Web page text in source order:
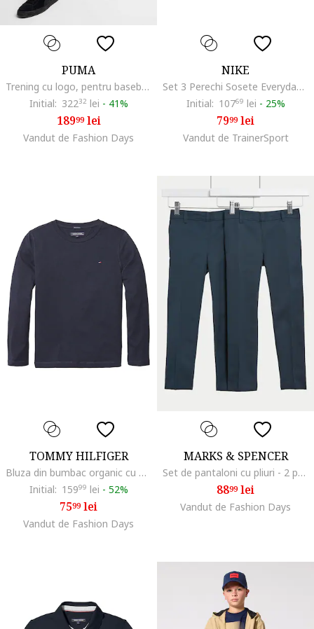
PUMA
Trening cu logo, pentru baseball, Alb murdar/Bleumarin
Initial: 32232 lei - 41%
18999lei
Vandut de Fashion Days
NIKE
Set 3 Perechi Sosete Everyday Cushioned JR SX6842-100, Baieti, Alb
Initial: 10769 lei - 25%
7999lei
Vandut de TrainerSport
TOMMY HILFIGER
Bluza din bumbac organic cu detaliu logo, Bleumarin
Initial: 15999 lei - 52%
7599lei
Vandut de Fashion Days
MARKS & SPENCER
Set de pantaloni cu pliuri - 2 perechi, Bleumarin
8899lei
Vandut de Fashion Days